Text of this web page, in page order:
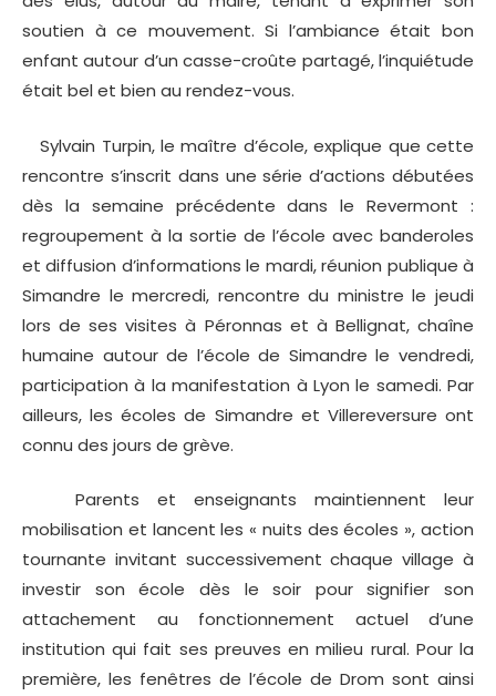
soutien à ce mouvement. Si l’ambiance était bon
enfant autour d’un casse-croûte partagé, l’inquiétude
était bel et bien au rendez-vous.
Sylvain Turpin, le maître d’école, explique que cette
rencontre s’inscrit dans une série d’actions débutées
dès la semaine précédente dans le Revermont :
regroupement à la sortie de l’école avec banderoles
et diffusion d’informations le mardi, réunion publique à
Simandre le mercredi, rencontre du ministre le jeudi
lors de ses visites à Péronnas et à Bellignat, chaîne
humaine autour de l’école de Simandre le vendredi,
participation à la manifestation à Lyon le samedi. Par
ailleurs, les écoles de Simandre et Villereversure ont
connu des jours de grève.
Parents et enseignants maintiennent leur
mobilisation et lancent les « nuits des écoles », action
tournante invitant successivement chaque village à
investir son école dès le soir pour signifier son
attachement au fonctionnement actuel d’une
institution qui fait ses preuves en milieu rural. Pour la
première, les fenêtres de l’école de Drom sont ainsi